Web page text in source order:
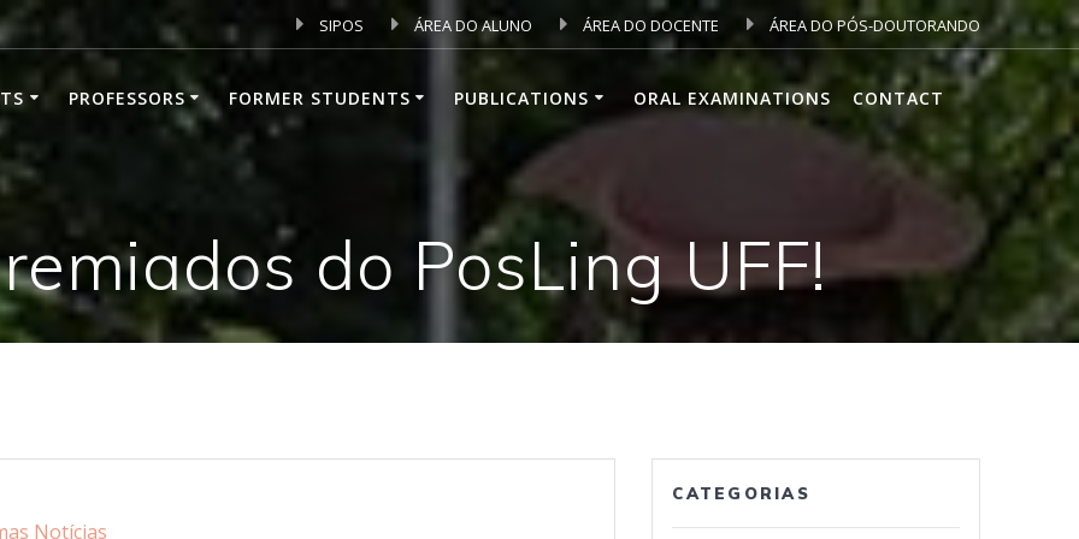
SIPOS ÁREA DO ALUNO ÁREA DO DOCENTE ÁREA DO PÓS-DOUTORANDO
PROFESSORS FORMER STUDENTS PUBLICATIONS ORAL EXAMINATIONS CONTACT
do PosLing UFF!
Notícias
CATEGORIAS